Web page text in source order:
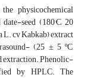
physicochemical
seed (180°C, 20
cv Kabkab) extract
(25 ± 5 ºC,
extraction. Phenolic-
by HPLC. The